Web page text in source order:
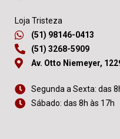
Loja Tristeza
(51) 98146-0413
(51) 3268-5909
Av. Otto Niemeyer,
Segunda a Sexta: das
Sábado: das 8h às 17h